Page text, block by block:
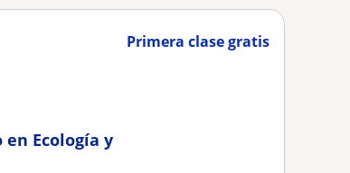
Primera clase gratis
Ecología y